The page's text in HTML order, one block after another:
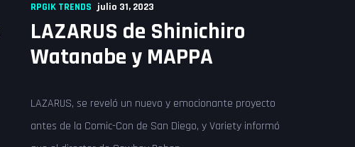
RPGIK TRENDS julio 31, 2023
LAZARUS de Shinichiro
Watanabe y MAPPA
LAZARUS, se reveló un nuevo y emocionante proyecto
antes de la Comic-Con de San Diego, y Variety informó